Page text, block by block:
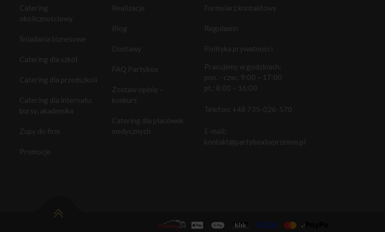
Catering
okolicznościowy
Śniadania biznesowe
Catering dla szkół
Catering dla przedszkoli
Catering dla internatu,
bursy, akademika
Zupy do firm
Promocje
Realizacje
Blog
Dostawy
FAQ Partybox
Zostaw opinię –
konkurs
Catering dla placówek
medycznych
Formularz kontaktowy
Regulamin
Polityka prywatności
Pracujemy w godzinach:
pon. - czw.: 9:00 – 17:00
pt.: 8:00 – 16:00
Telefon: +48 735-026-570
E-mail:
kontakt@partyboxbyprzelom.pl